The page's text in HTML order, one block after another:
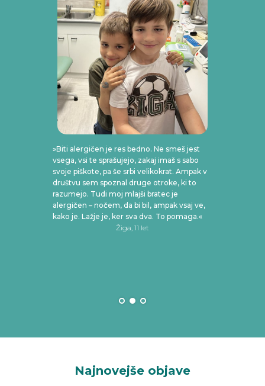
»Biti alergičen je res bedno. Ne smeš jest
vsega, vsi te sprašujejo, zakaj imaš s sabo
svoje piškote, pa še srbi velikokrat. Ampak v
društvu sem spoznal druge otroke, ki to
razumejo. Tudi moj mlajši bratec je
alergičen – nočem, da bi bil, ampak vsaj ve,
kako je. Lažje je, ker sva dva. To pomaga.«
Žiga, 11 let
Najnovejše objave